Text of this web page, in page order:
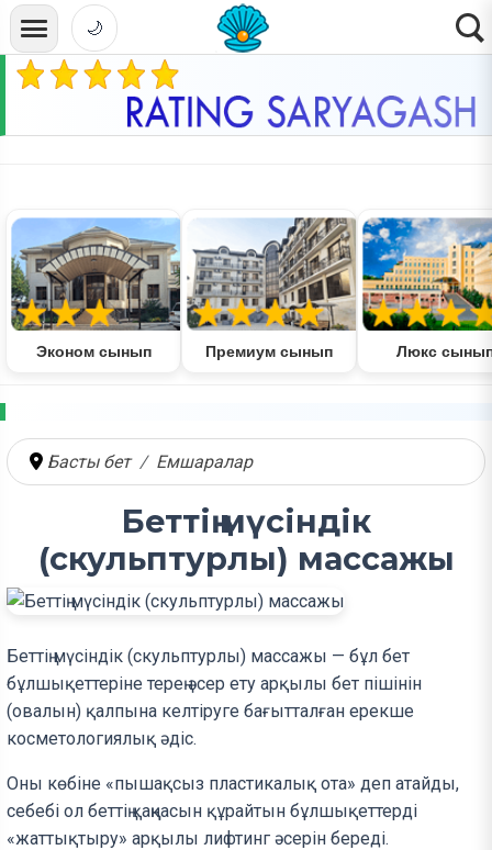
Эконом сынып Премиум сынып Люкс
Басты бет Емшаралар
Беттің мүсіндік
(скульптурлы) массажы
Беттің мүсіндік (скульптурлы) массажы — бұл бет
бұлшықеттеріне терең әсер ету арқылы бет пішінін
(овалын) қалпына келтіруге бағытталған ерекше
косметологиялық әдіс.
Оны көбіне «пышақсыз пластикалық ота» деп атайды,
себебі ол беттің қаңқасын құрайтын бұлшықеттерді
«жаттықтыру» арқылы лифтинг әсерін береді.
🌙